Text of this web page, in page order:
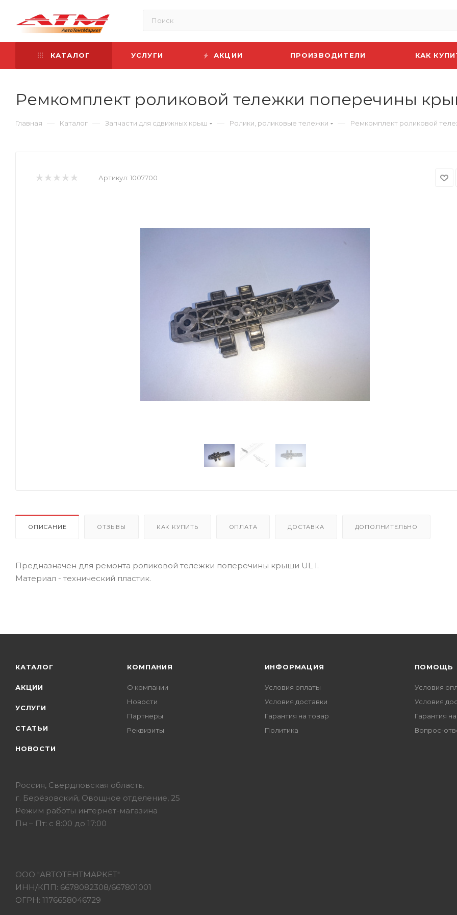
КАТАЛОГ УСЛУГИ АКЦИИ ПРОИЗВОДИТЕЛИ КАК
Ремкомплект роликовой тележки поперечины
Главная — Каталог — Запчасти для сдвижных крыш — Ролики, роликовые тележки — Ремкомплект роликовой
Артикул: 1007700
ОПИСАНИЕ ОТЗЫВЫ КАК КУПИТЬ ОПЛАТА ДОСТАВКА ДОПОЛНИТЕЛЬНО
Предназначен для ремонта роликовой тележки поперечины крыши UL I.
Материал - технический пластик.
КАТАЛОГ
АКЦИИ
УСЛУГИ
СТАТЬИ
НОВОСТИ
КОМПАНИЯ
О компании
Новости
Партнеры
Реквизиты
ИНФОРМАЦИЯ
Условия оплаты
Условия доставки
Гарантия на товар
Политика
ПОМОЩЬ
Условия
Условия
Гарантия
Вопрос-
Россия, Свердловская область,
г. Берёзовский, Овощное отделение, 25
Режим работы интернет-магазина
Пн – Пт: с 8:00 до 17:00
ООО "АВТОТЕНТМАРКЕТ"
ИНН/КПП: 6678082308/667801001
ОГРН: 1176658046729